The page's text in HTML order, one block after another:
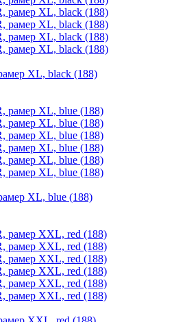
XL, black (188)
XL, blue (188)